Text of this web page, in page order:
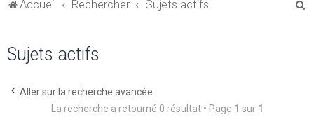
Accueil Rechercher Sujets actifs
Sujets actifs
Aller sur la recherche avancée
La recherche a retourné 0 résultat • Page 1 sur 1